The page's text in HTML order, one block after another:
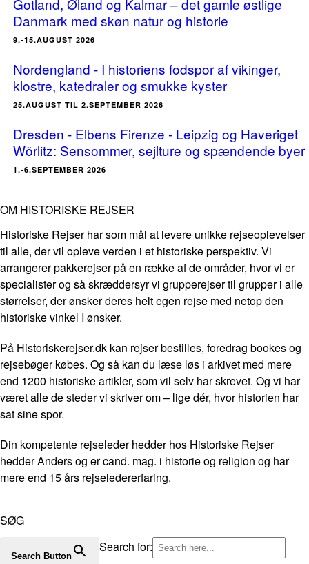
Gotland, Øland og Kalmar – det gamle østlige
Danmark med skøn natur og historie
9.-15.AUGUST 2026
Nordengland - I historiens fodspor af vikinger,
klostre, katedraler og smukke kyster
25.AUGUST TIL 2.SEPTEMBER 2026
Dresden - Elbens Firenze - Leipzig og Haveriget
Wörlitz: Sensommer, sejlture og spændende byer
1.-6.SEPTEMBER 2026
OM HISTORISKE REJSER
Historiske Rejser har som mål at levere unikke rejseoplevelser
til alle, der vil opleve verden i et historiske perspektiv. Vi
arrangerer pakkerejser på en række af de områder, hvor vi er
specialister og så skræddersyr vi grupperejser til grupper i alle
størrelser, der ønsker deres helt egen rejse med netop den
historiske vinkel I ønsker.
På Historiskerejser.dk kan rejser bestilles, foredrag bookes og
rejsebøger købes. Og så kan du læse løs i arkivet med mere
end 1200 historiske artikler, som vil selv har skrevet. Og vi har
været alle de steder vi skriver om – lige dér, hvor historien har
sat sine spor.
Din kompetente rejseleder hedder hos Historiske Rejser
hedder Anders og er cand. mag. i historie og religion og har
mere end 15 års rejseledererfaring.
SØG
Search for:
Search Button